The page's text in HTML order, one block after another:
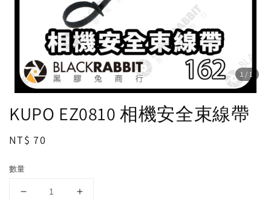
1 /1
KUPO EZ0810 相機安全束線帶
Regular
NT$ 70
數量